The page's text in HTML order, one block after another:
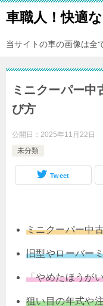
車職人！快適
当サイトの車の画像は全
ミニクーパー中
び方
公開日： 2025年11月22日
未分類
Tweet
ミニクーパー中
旧型やローバー
「やめたほうが
狙い目の年式や